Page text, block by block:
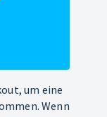
um eine
Wenn